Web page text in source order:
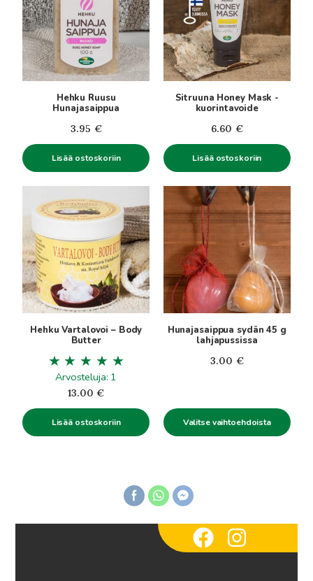
Hehku Ruusu
Hunajasaippua
3.95 €
Lisää ostoskoriin
Sitruuna Honey Mask -
kuorintavoide
6.60 €
Lisää ostoskoriin
Hehku Vartalovoi – Body
Butter
Arvosteluja: 1
13.00 €
Lisää ostoskoriin
Hunajasaippua sydän 45 g
lahjapussissa
3.00 €
Valitse vaihtoehdoista
Tällä
tuotteella
on
useampi
muunnelma.
Voit
tehdä
valinnat
sivulla.